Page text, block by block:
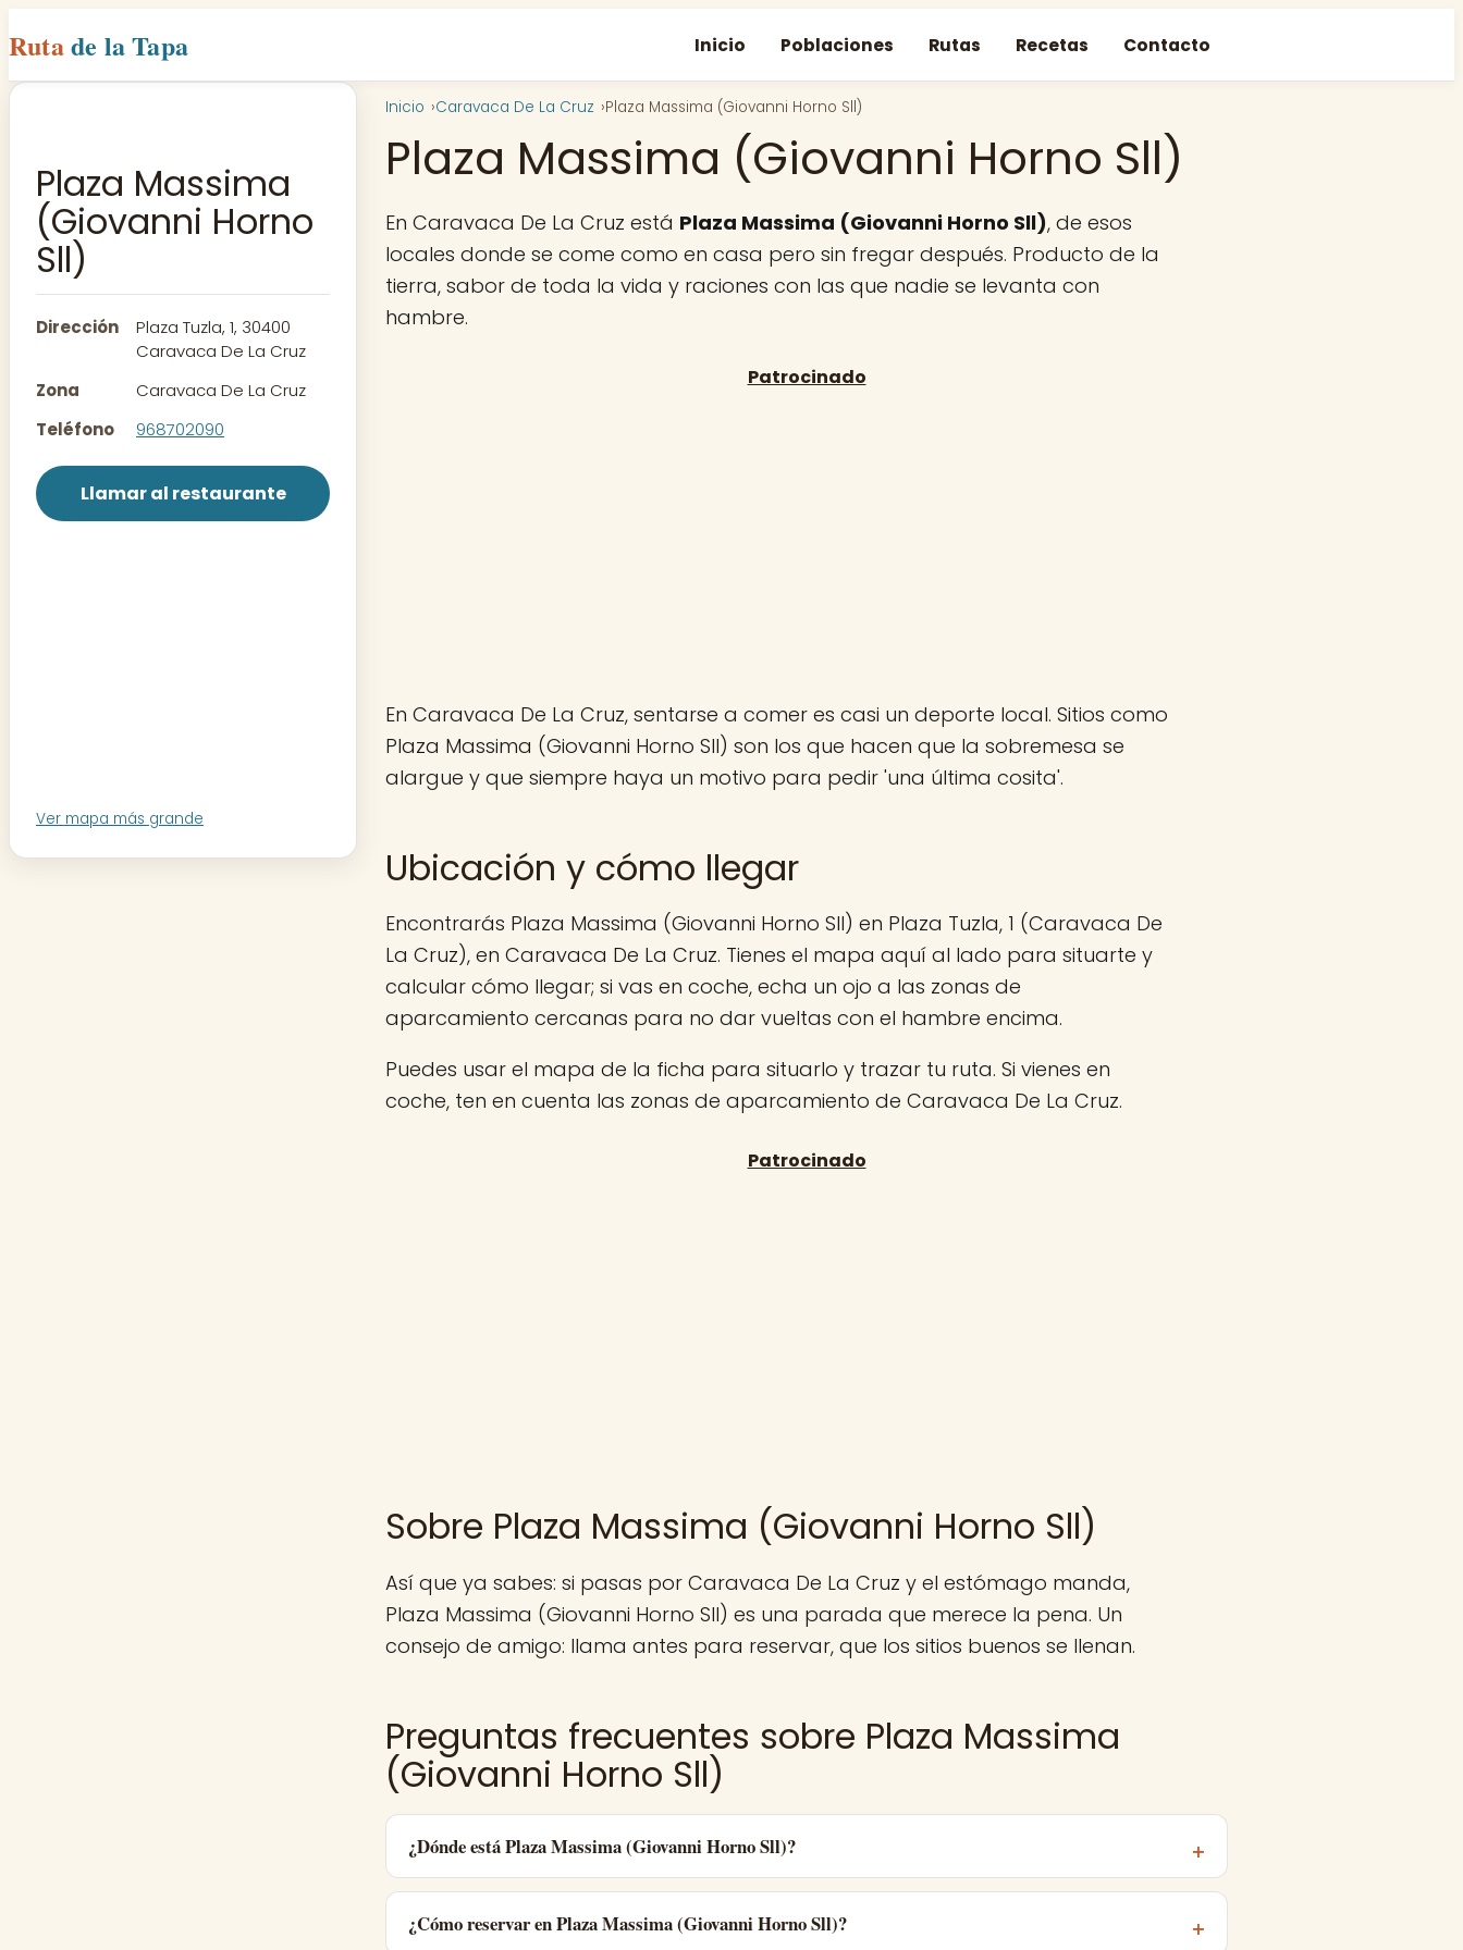
Rutade la Tapa Inicio Poblaciones Rutas Recetas Contacto
Plaza Massima
(Giovanni Horno
Sll)
Dirección
Plaza Tuzla, 1, 30400
Caravaca De La Cruz
Zona
Caravaca De La Cruz
Teléfono
968702090
Llamar al restaurante
Ver mapa más grande
Inicio Caravaca De La Cruz Plaza Massima (Giovanni Horno Sll)
Plaza Massima (Giovanni Horno Sll)
En Caravaca De La Cruz está Plaza Massima (Giovanni Horno Sll), de esos
locales donde se come como en casa pero sin fregar después. Producto de la
tierra, sabor de toda la vida y raciones con las que nadie se levanta con
hambre.
En Caravaca De La Cruz, sentarse a comer es casi un deporte local. Sitios como
Plaza Massima (Giovanni Horno Sll) son los que hacen que la sobremesa se
alargue y que siempre haya un motivo para pedir 'una última cosita'.
Ubicación y cómo llegar
Encontrarás Plaza Massima (Giovanni Horno Sll) en Plaza Tuzla, 1 (Caravaca De
La Cruz), en Caravaca De La Cruz. Tienes el mapa aquí al lado para situarte y
calcular cómo llegar; si vas en coche, echa un ojo a las zonas de
aparcamiento cercanas para no dar vueltas con el hambre encima.
Puedes usar el mapa de la ficha para situarlo y trazar tu ruta. Si vienes en
coche, ten en cuenta las zonas de aparcamiento de Caravaca De La Cruz.
Sobre Plaza Massima (Giovanni Horno Sll)
Así que ya sabes: si pasas por Caravaca De La Cruz y el estómago manda,
Plaza Massima (Giovanni Horno Sll) es una parada que merece la pena. Un
consejo de amigo: llama antes para reservar, que los sitios buenos se llenan.
Preguntas frecuentes sobre Plaza Massima
(Giovanni Horno Sll)
¿Dónde está Plaza Massima (Giovanni Horno Sll)?
¿Cómo reservar en Plaza Massima (Giovanni Horno Sll)?